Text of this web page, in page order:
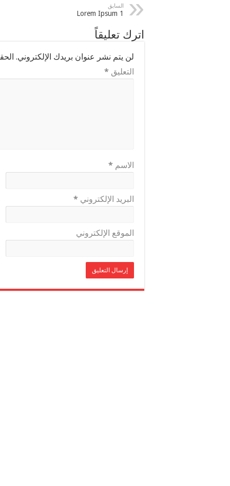
السابق
Lorem Ipsum 1
اترك تعليقاً
لن يتم نشر عنوان بريدك الإلكتروني.
التعليق *
الاسم *
البريد الإلكتروني *
الموقع الإلكتروني